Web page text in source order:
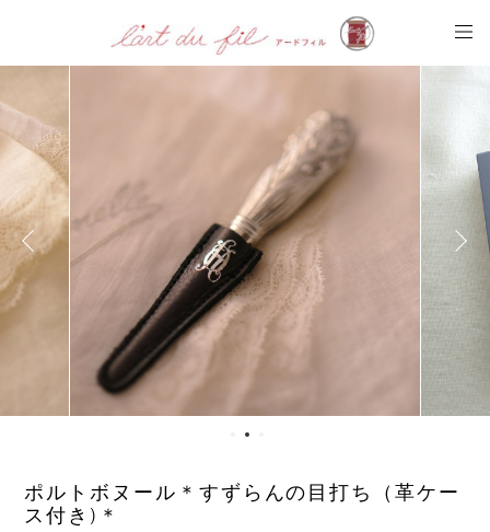
ポルトボヌール＊すずらんの目打ち（革ケー
ス付き)＊